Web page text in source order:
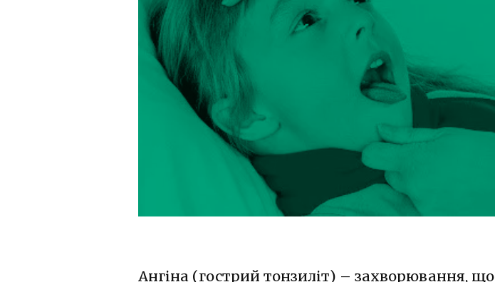
Ангіна (гострий тонзиліт) – захворювання, що